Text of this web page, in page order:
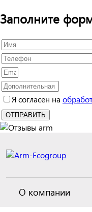
Заполните
Я согласен на
О компании